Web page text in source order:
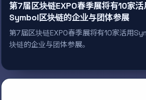
第7届区块链EXPO春季展将有10家活
Symbol区块链的企业与团体参展
第7届区块链EXPO春季展将有10家活用
块链的企业与团体参展。